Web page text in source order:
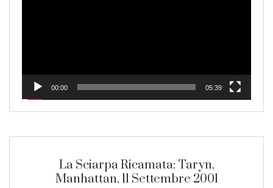
00:00 05:39
La Sciarpa Ricamata: Taryn,
Manhattan, 11 Settembre 2001